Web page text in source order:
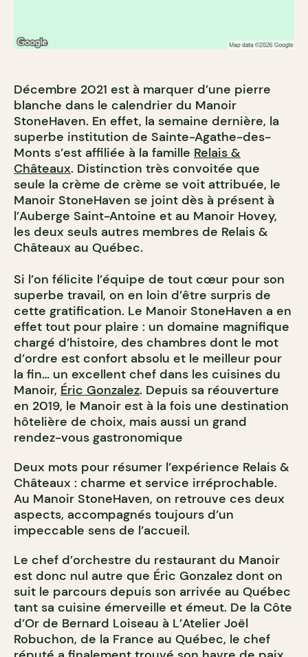
Décembre 2021 est à marquer d’une pierre
blanche dans le calendrier du Manoir
StoneHaven. En effet, la semaine dernière, la
superbe institution de Sainte-Agathe-des-
Monts s’est affiliée à la famille Relais &
Châteaux. Distinction très convoitée que
seule la crème de crème se voit attribuée, le
Manoir StoneHaven se joint dès à présent à
l’Auberge Saint-Antoine et au Manoir Hovey,
les deux seuls autres membres de Relais &
Châteaux au Québec.
Si l’on félicite l’équipe de tout cœur pour son
superbe travail, on en loin d’être surpris de
cette gratification. Le Manoir StoneHaven a en
effet tout pour plaire : un domaine magnifique
chargé d’histoire, des chambres dont le mot
d’ordre est confort absolu et le meilleur pour
la fin… un excellent chef dans les cuisines du
Manoir, Éric Gonzalez. Depuis sa réouverture
en 2019, le Manoir est à la fois une destination
hôtelière de choix, mais aussi un grand
rendez-vous gastronomique
Deux mots pour résumer l’expérience Relais &
Châteaux : charme et service irréprochable.
Au Manoir StoneHaven, on retrouve ces deux
aspects, accompagnés toujours d’un
impeccable sens de l’accueil.
Le chef d’orchestre du restaurant du Manoir
est donc nul autre que Éric Gonzalez dont on
suit le parcours depuis son arrivée au Québec
tant sa cuisine émerveille et émeut. De la Côte
d’Or de Bernard Loiseau à L’Atelier Joël
Robuchon, de la France au Québec, le chef